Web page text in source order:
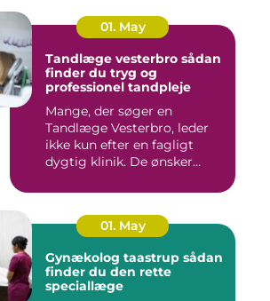
01. May
Tandlæge vesterbro sådan
finder du tryg og
professionel tandpleje
Mange, der søger en
Tandlæge Vesterbro, leder
ikke kun efter en fagligt
dygtig klinik. De ønsker
01. May
Gynækolog taastrup sådan
finder du den rette
speciallæge